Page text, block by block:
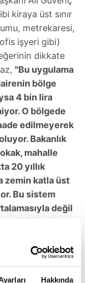
Hakkında
kiraya üst sınır
metrekaresi,
işyeri gibi)
dikkate
"Bu uygulama
bölge
4 bin lira
O bölgede
edilmeyerek
Bakanlık
mahalle
20 yıllık
zemin katla üst
Bu sistem
değil
gibi 4 yılda
de devam
oranında artış